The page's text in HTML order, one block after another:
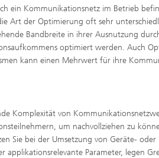
ein Kommunikationsnetz im Betrieb
Art der Optimierung oft sehr
Bandbreite in ihrer Ausnutzung
optimiert werden. Auch
kann einen Mehrwert für ihre
Komplexität von
um nachvollziehen zu
Sie bei der Umsetzung von Geräte-
applikationsrelevante Parameter, legen